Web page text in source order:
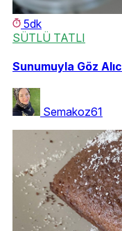
5dk
SÜTLÜ TATLI
Sunumuyla Göz
Semakoz61